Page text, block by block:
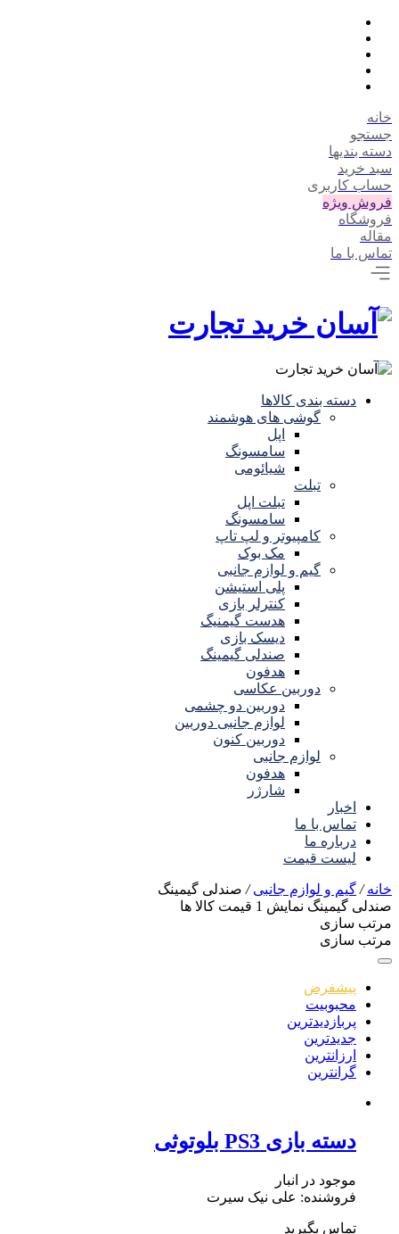
خانه
جستجو
دسته بندیها
سبد خرید
حساب کاربری
فروش ویژه
فروشگاه
مقاله
تماس با ما
دسته بندی کالاها
گوشی های هوشمند
اپل
سامسونگ
شیائومی
تبلت
تبلت اپل
سامسونگ
کامپیوتر و لپ تاپ
مک بوک
گیم و لوازم جانبی
پلی استیشن
کنترلر بازی
هدست گیمنیگ
دیسک بازی
صندلی گیمینگ
هدفون
دوربین عکاسی
دوربین دو چشمی
لوازم جانبی دوربین
دوربین کنون
لوازم جانبی
هدفون
شارژر
اخبار
تماس با ما
درباره ما
لیست قیمت
خانه/ گیم و لوازم جانبی/ صندلی گیمینگ
صندلی گیمینگ نمایش 1 قیمت کالا ها
مرتب سازی
مرتب سازی
پیشفرض
محبوبیت
پربازدیدترین
جدیدترین
ارزانترین
گرانترین
دسته بازی PS3 بلوتوثی
موجود در انبار
فروشنده: علی نیک سیرت
تماس بگیرید